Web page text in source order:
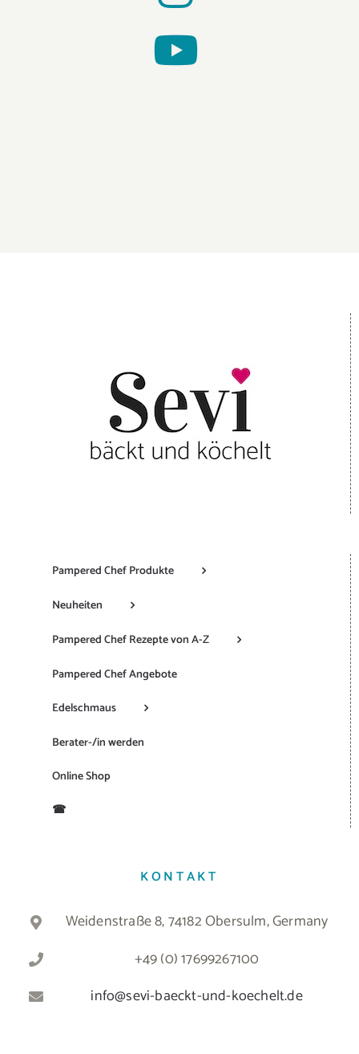
Pampered Chef Produkte
Neuheiten
Pampered Chef Rezepte von A-Z
Pampered Chef Angebote
Edelschmaus
Berater-/in werden
Online Shop
☎
KONTAKT
Weidenstraße 8, 74182 Obersulm, Germany
+49 (0) 17699267100
info@sevi-baeckt-und-koechelt.de